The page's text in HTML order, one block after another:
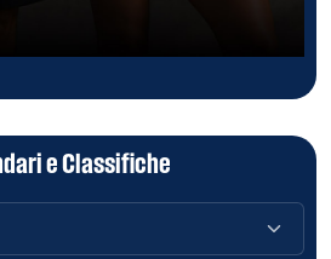
e Classifiche